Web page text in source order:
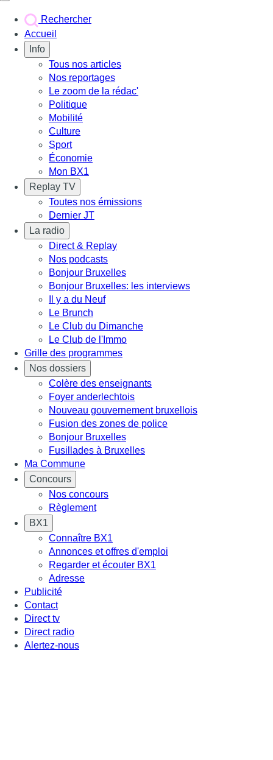
Rechercher
Accueil
Info
Tous nos articles
Nos reportages
Le zoom de la rédac'
Politique
Mobilité
Culture
Sport
Économie
Mon BX1
Replay TV
Toutes nos émissions
Dernier JT
La radio
Direct & Replay
Nos podcasts
Bonjour Bruxelles
Bonjour Bruxelles: les interviews
Il y a du Neuf
Le Brunch
Le Club du Dimanche
Le Club de l'Immo
Grille des programmes
Nos dossiers
Colère des enseignants
Foyer anderlechtois
Nouveau gouvernement bruxellois
Fusion des zones de police
Bonjour Bruxelles
Fusillades à Bruxelles
Ma Commune
Concours
Nos concours
Règlement
BX1
Connaître BX1
Annonces et offres d'emploi
Regarder et écouter BX1
Adresse
Publicité
Contact
Direct tv
Direct radio
Alertez-nous